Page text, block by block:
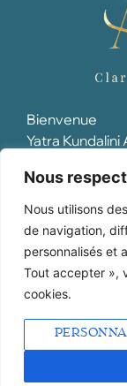
Nous
Nous utilisons
de navigation,
personnalisés et
Tout accepter »,
cookies.
Bienvenue
Yatra
Maïeusthésie
Qui suis-je ?
Blog
Mes
POLITIQUE DE
CGV
Branding/